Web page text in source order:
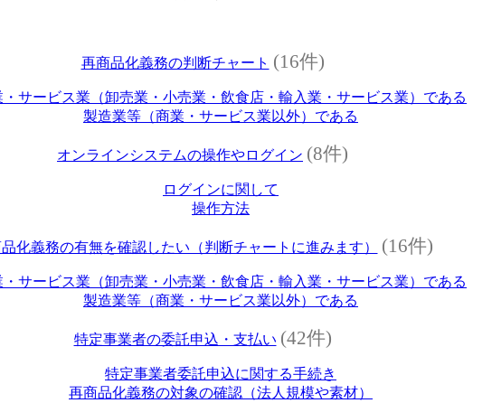
再商品化義務の判断チャート (16件)
・サービス業（卸売業・小売業・飲食店・輸入業・サービス業）である
製造業等（商業・サービス業以外）である
オンラインシステムの操作やログイン (8件)
ログインに関して
操作方法
化義務の有無を確認したい（判断チャートに進みます） (16件)
・サービス業（卸売業・小売業・飲食店・輸入業・サービス業）である
製造業等（商業・サービス業以外）である
特定事業者の委託申込・支払い (42件)
特定事業者委託申込に関する手続き
再商品化義務の対象の確認（法人規模や素材）